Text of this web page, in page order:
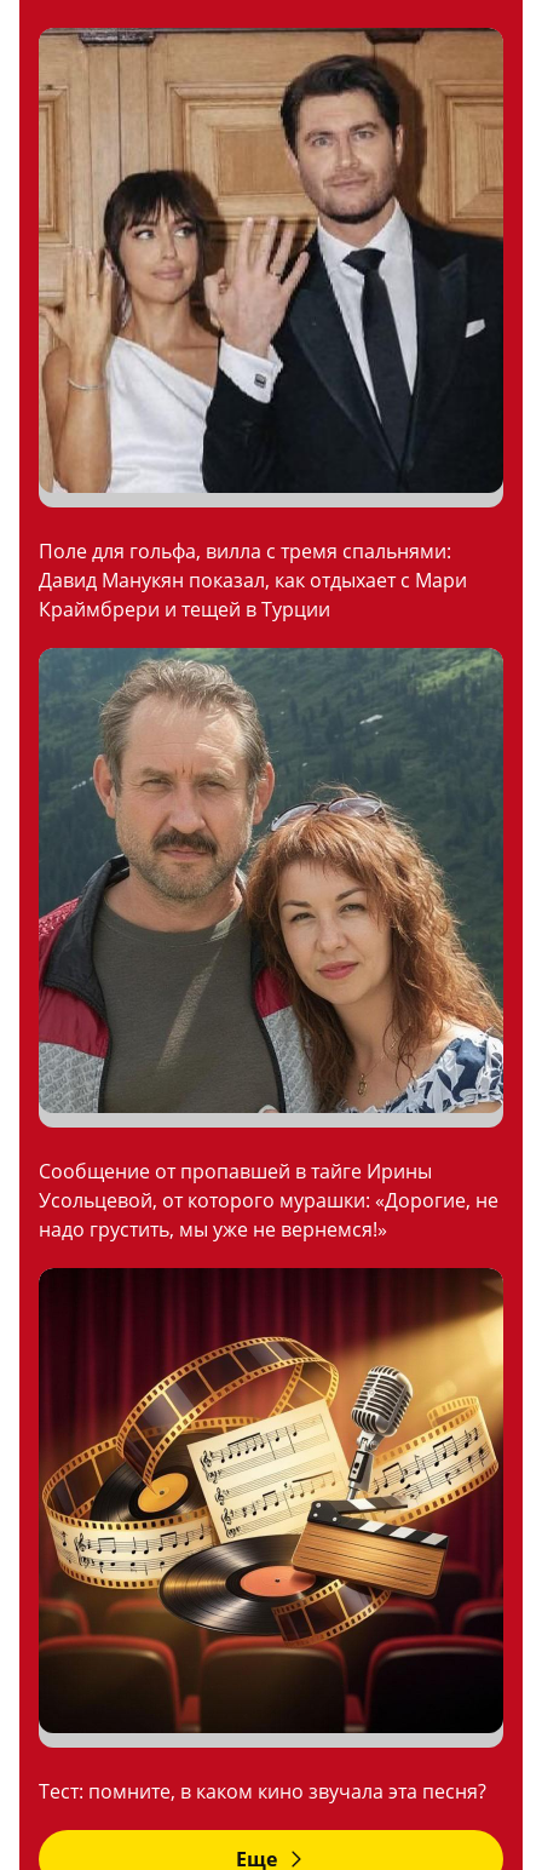
Поле для гольфа, вилла с тремя спальнями:
Давид Манукян показал, как отдыхает с Мари
Краймбрери и тещей в Турции
Сообщение от пропавшей в тайге Ирины
Усольцевой, от которого мурашки: «Дорогие, не
надо грустить, мы уже не вернемся!»
Тест: помните, в каком кино звучала эта песня?
Еще